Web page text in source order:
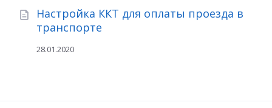
Настройка ККТ для оплаты проезда в
транспорте
28.01.2020